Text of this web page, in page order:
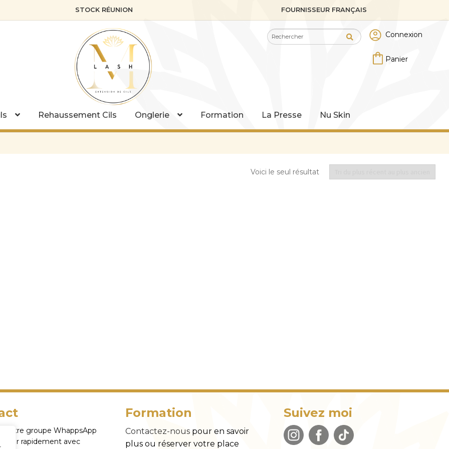
STOCK RÉUNION FOURNISSEUR FRANÇAIS
Connexion
Recherche
pour :
Recherche
Rehaussement Cils Onglerie Formation La Presse Nu Skin
Voici le seul résultat
notre groupe WhappsApp
rapidement avec
Formation
Contactez-nous pour en savoir
plus ou réserver votre place
Suivez moi